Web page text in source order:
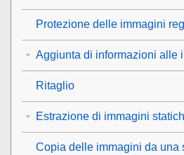
Protezione delle immagini
Aggiunta di informazioni alle
Ritaglio
Estrazione di immagini
Copia delle immagini da una